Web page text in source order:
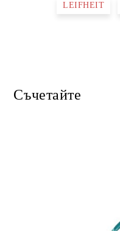
LEIFHEIT
Съчетайте